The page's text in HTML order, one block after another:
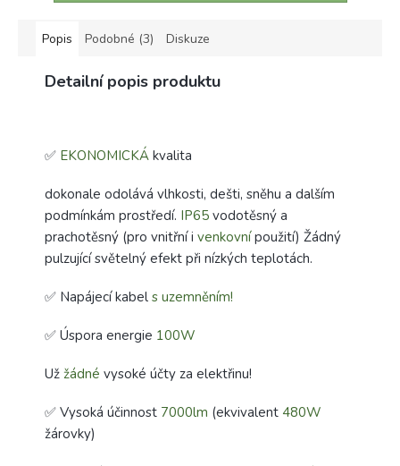
Popis Podobné (3) Diskuze
Detailní popis produktu
✅ EKONOMICKÁ kvalita
dokonale odolává vlhkosti, dešti, sněhu a dalším
podmínkám prostředí. IP65 vodotěsný a
prachotěsný (pro vnitřní i venkovnípoužití) Žádný
pulzující světelný efekt při nízkých teplotách.
✅ Napájecí kabel s uzemněním!
✅ Úspora energie 100W
Už žádné vysoké účty za elektřinu!
✅ Vysoká účinnost 7000lm (ekvivalent 480W
žárovky)